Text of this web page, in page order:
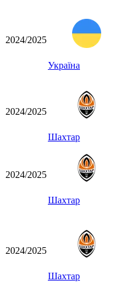
2024/2025
Україна
2024/2025
Шахтар
2024/2025
Шахтар
2024/2025
Шахтар